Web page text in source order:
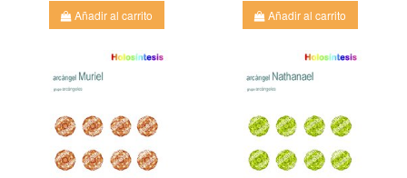
Añadir al carrito Añadir al carrito